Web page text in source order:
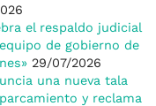
el respaldo judicial
de gobierno de
29/07/2026
una nueva tala
y reclama